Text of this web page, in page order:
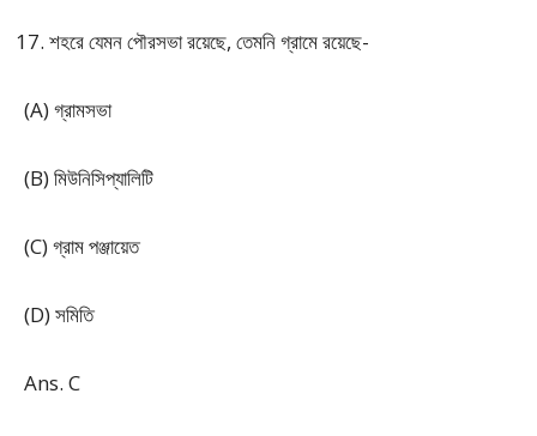
শহরে যেমন পৌরসভা রয়েছে, তেমনি গ্রামে রয়েছে-
(A) গ্রামসভা
(B) মিউনিসিপ্যালিটি
(C) গ্রাম পঞ্জায়েত
(D) সমিতি
Ans. C